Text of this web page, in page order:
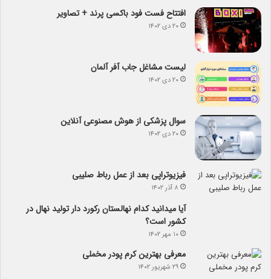
افتتاح فست فود باکسی پرند + تصاویر
۲۰ دی ۱۴۰۲
لیست مشاغل جاب آفر آلمان
۲۰ دی ۱۴۰۲
سوال پزشکی از هوش مصنوعی آنلاین
۲۰ دی ۱۴۰۲
فیزیوتراپی بعد از عمل رباط صلیبی
۸ آذر ۱۴۰۲
آیا می­دانید کدام نهالستان رکورد دار تولید نهال­ در
کشور است؟
۱۰ مهر ۱۴۰۲
معرفی بهترین کرم پودر مخملی
۲۹ شهریور ۱۴۰۲